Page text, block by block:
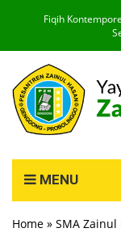
Fiqih
MENU
Home » SMA Zainul